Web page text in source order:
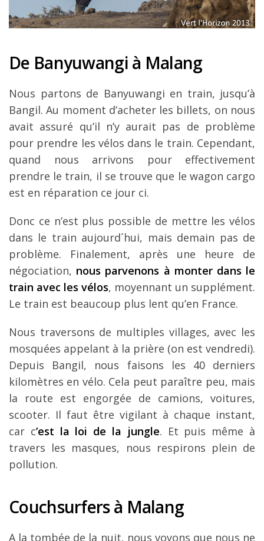
De Banyuwangi à Malang
Nous partons de Banyuwangi en train, jusqu’à
Bangil. Au moment d’acheter les billets, on nous
avait assuré qu’il n’y aurait pas de problème
pour prendre les vélos dans le train. Cependant,
quand nous arrivons pour effectivement
prendre le train, il se trouve que le wagon cargo
est en réparation ce jour ci.
Donc ce n’est plus possible de mettre les vélos
dans le train aujourd´hui, mais demain pas de
problème. Finalement, après une heure de
négociation, nous parvenons à monter dans le
train avec les vélos, moyennant un supplément.
Le train est beaucoup plus lent qu’en France.
Nous traversons de multiples villages, avec les
mosquées appelant à la prière (on est vendredi).
Depuis Bangil, nous faisons les 40 derniers
kilomètres en vélo. Cela peut paraître peu, mais
la route est engorgée de camions, voitures,
scooter. Il faut être vigilant à chaque instant,
car c’est la loi de la jungle. Et puis même à
travers les masques, nous respirons plein de
pollution.
Couchsurfers à Malang
A la tombée de la nuit, nous voyons que nous ne